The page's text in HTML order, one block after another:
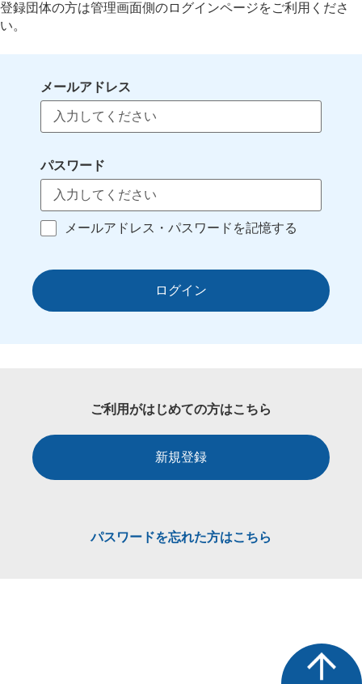
登録団体の方は管理画面側のログインページをご利用くださ
い。
メールアドレス
パスワード
メールアドレス・パスワードを記憶する
ログイン
ご利用がはじめての方はこちら
新規登録
パスワードを忘れた方はこちら